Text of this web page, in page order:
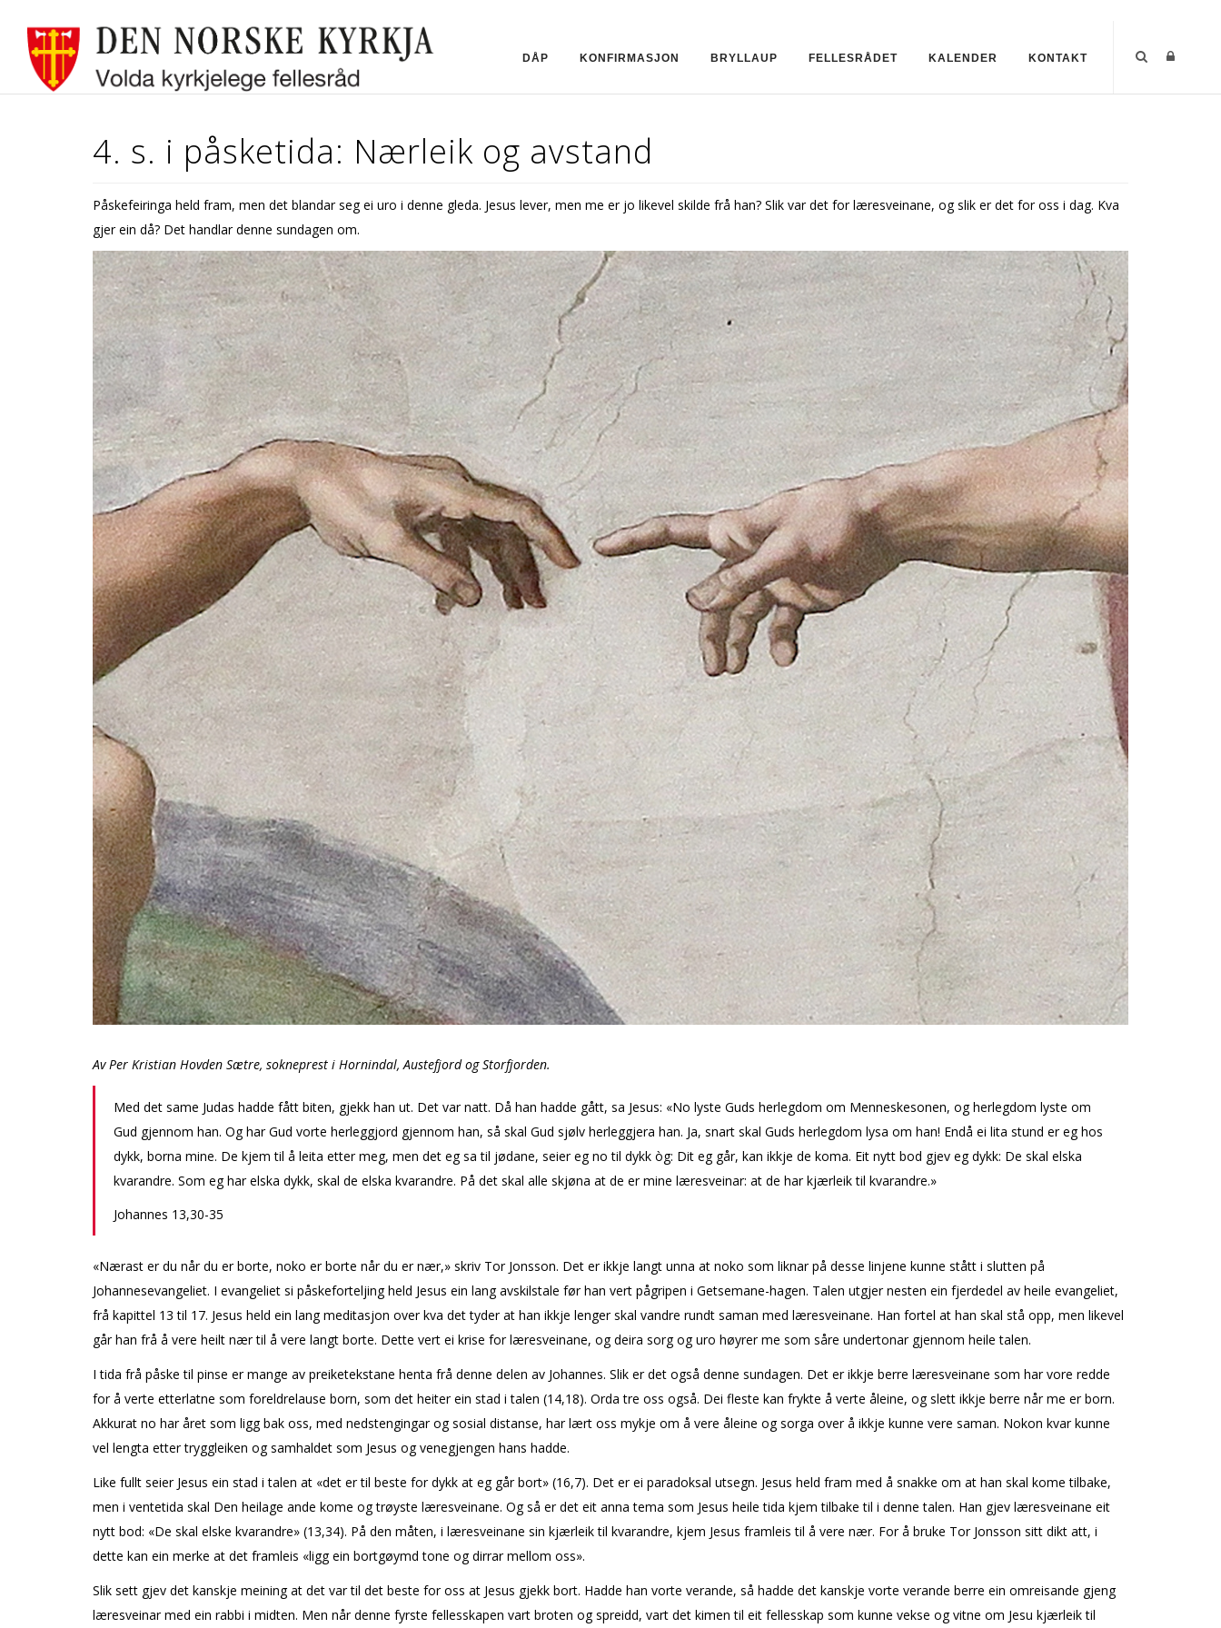
DÅP KONFIRMASJON BRYLLAUP FELLESRÅDET KALENDER KONTAKT
4. s. i påsketida: Nærleik og avstand
Påskefeiringa held fram, men det blandar seg ei uro i denne gleda. Jesus lever, men me er jo likevel skilde frå han? Slik var det for læresveinane, og slik er det for oss i dag. Kva
gjer ein då? Det handlar denne sundagen om.
Av Per Kristian Hovden Sætre, sokneprest i Hornindal, Austefjord og Storfjorden.
Med det same Judas hadde fått biten, gjekk han ut. Det var natt. Då han hadde gått, sa Jesus: «No lyste Guds herlegdom om Menneskesonen, og herlegdom lyste om
Gud gjennom han. Og har Gud vorte herleggjord gjennom han, så skal Gud sjølv herleggjera han. Ja, snart skal Guds herlegdom lysa om han! Endå ei lita stund er eg hos
dykk, borna mine. De kjem til å leita etter meg, men det eg sa til jødane, seier eg no til dykk òg: Dit eg går, kan ikkje de koma. Eit nytt bod gjev eg dykk: De skal elska
kvarandre. Som eg har elska dykk, skal de elska kvarandre. På det skal alle skjøna at de er mine læresveinar: at de har kjærleik til kvarandre.»
Johannes 13,30-35
«Nærast er du når du er borte, noko er borte når du er nær,» skriv Tor Jonsson. Det er ikkje langt unna at noko som liknar på desse linjene kunne stått i slutten på
Johannesevangeliet. I evangeliet si påskeforteljing held Jesus ein lang avskilstale før han vert pågripen i Getsemane-hagen. Talen utgjer nesten ein fjerdedel av heile evangeliet,
frå kapittel 13 til 17. Jesus held ein lang meditasjon over kva det tyder at han ikkje lenger skal vandre rundt saman med læresveinane. Han fortel at han skal stå opp, men likevel
går han frå å vere heilt nær til å vere langt borte. Dette vert ei krise for læresveinane, og deira sorg og uro høyrer me som såre undertonar gjennom heile talen.
I tida frå påske til pinse er mange av preiketekstane henta frå denne delen av Johannes. Slik er det også denne sundagen. Det er ikkje berre læresveinane som har vore redde
for å verte etterlatne som foreldrelause born, som det heiter ein stad i talen (14,18). Orda treff oss også. Dei fleste kan frykte å verte åleine, og slett ikkje berre når me er born.
Akkurat no har året som ligg bak oss, med nedstengingar og sosial distanse, har lært oss mykje om å vere åleine og sorga over å ikkje kunne vere saman. Nokon kvar kunne
vel lengta etter tryggleiken og samhaldet som Jesus og venegjengen hans hadde.
Like fullt seier Jesus ein stad i talen at «det er til beste for dykk at eg går bort» (16,7). Det er ei paradoksal utsegn. Jesus held fram med å snakke om at han skal kome tilbake,
men i ventetida skal Den heilage ande kome og trøyste læresveinane. Og så er det eit anna tema som Jesus heile tida kjem tilbake til i denne talen. Han gjev læresveinane eit
nytt bod: «De skal elske kvarandre» (13,34). På den måten, i læresveinane sin kjærleik til kvarandre, kjem Jesus framleis til å vere nær. For å bruke Tor Jonsson sitt dikt att, i
dette kan ein merke at det framleis «ligg ein bortgøymd tone og dirrar mellom oss».
Slik sett gjev det kanskje meining at det var til det beste for oss at Jesus gjekk bort. Hadde han vorte verande, så hadde det kanskje vorte verande berre ein omreisande gjeng
læresveinar med ein rabbi i midten. Men når denne fyrste fellesskapen vart broten og spreidd, vart det kimen til eit fellesskap som kunne vekse og vitne om Jesu kjærleik til